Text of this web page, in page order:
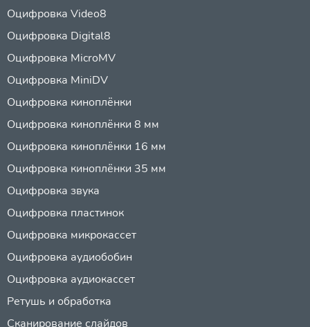
Оцифровка Video8
Оцифровка Digital8
Оцифровка MicroMV
Оцифровка MiniDV
Оцифровка киноплёнки
Оцифровка киноплёнки 8 мм
Оцифровка киноплёнки 16 мм
Оцифровка киноплёнки 35 мм
Оцифровка звука
Оцифровка пластинок
Оцифровка микрокассет
Оцифровка аудиобобин
Оцифровка аудиокассет
Ретушь и обработка
Сканирование слайдов